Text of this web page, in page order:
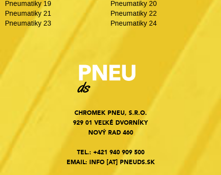
Pneumatiky 19
Pneumatiky 20
Pneumatiky 21
Pneumatiky 22
Pneumatiky 23
Pneumatiky 24
CHROMEK PNEU, S.R.O.
929 01 VEĽKÉ DVORNÍKY
NOVÝ RAD 460
TEL.: +421 940 909 500
EMAIL: INFO[AT] PNEUDS.SK